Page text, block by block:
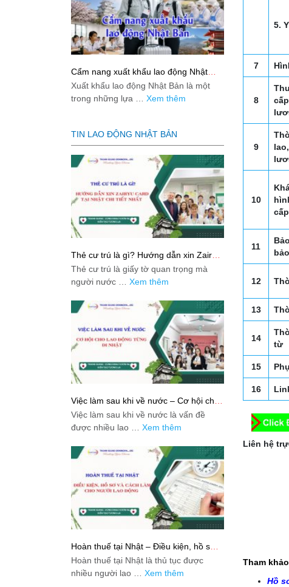
5.
7
8
9
10
11
12
13
14
từ
15
16
Liên hệ
Tham
Hồ
Cẩm nang xuất khẩu lao động Nhật
Bản từ A-Z
Xuất khẩu lao động Nhật Bản là một
trong những lựa … Xem thêm
TIN LAO ĐỘNG NHẬT BẢN
Thẻ cư trú là gì? Hướng dẫn xin Zairyu
Card tại Nhật chi tiết nhất
Thẻ cư trú là giấy tờ quan trọng mà
người nước … Xem thêm
Việc làm sau khi về nước – Cơ hội cho
lao động từng đi Nhật
Việc làm sau khi về nước là vấn đề
được nhiều lao … Xem thêm
Hoàn thuế tại Nhật – Điều kiện, hồ sơ
và cách làm cho người lao động
Hoàn thuế tại Nhật là thủ tục được
nhiều người lao … Xem thêm